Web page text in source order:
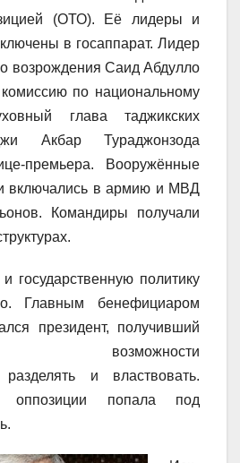
(ОТО). Её лидеры и
в госаппарат. Лидер
возрождения Саид Абдулло
по национальному
глава таджикских
Акбар Тураджонзода
премьера. Вооружённые
включались в армию и МВД
Командиры получали
государственную политику
Главным бенефициаром
президент, получивший
возможности
разделять и властвовать.
оппозиции попала под